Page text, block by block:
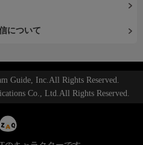
について
Guide, Inc.All Rights Reserved.
Co., Ltd.All Rights Reserved.